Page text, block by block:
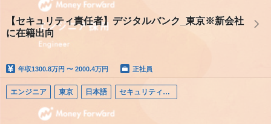
【セキュリティ責任者】デジタルバンク_東京※新会社
に在籍出向
年収1300.8万円 〜 2000.4万円 正社員
エンジニア 東京 日本語 セキュリティエンジニア